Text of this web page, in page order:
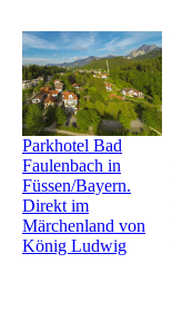
Parkhotel Bad
Faulenbach in
Füssen/Bayern.
Direkt im
Märchenland von
König Ludwig